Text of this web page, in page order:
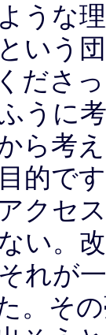
うな
いう
ださ
うに
ら考
的で
クセ
い。
れが
。そ